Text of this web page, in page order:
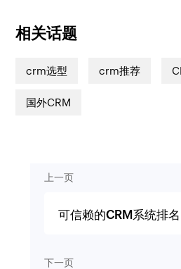
相关话题
crm选型 crm推荐
国外CRM
上一页
可信赖的CRM系统排名
下一页